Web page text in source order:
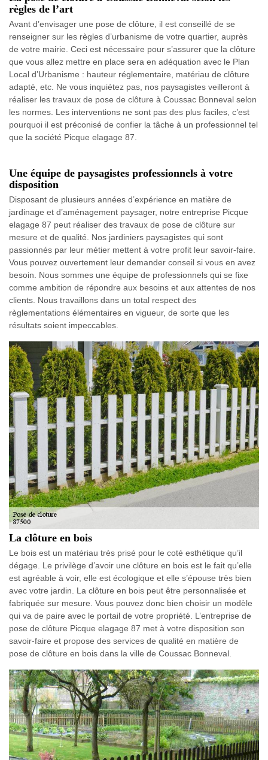
règles de l’art
Avant d’envisager une pose de clôture, il est conseillé de se
renseigner sur les règles d’urbanisme de votre quartier, auprès
de votre mairie. Ceci est nécessaire pour s’assurer que la clôture
que vous allez mettre en place sera en adéquation avec le Plan
Local d’Urbanisme : hauteur réglementaire, matériau de clôture
adapté, etc. Ne vous inquiétez pas, nos paysagistes veilleront à
réaliser les travaux de pose de clôture à Coussac Bonneval selon
les normes. Les interventions ne sont pas des plus faciles, c’est
pourquoi il est préconisé de confier la tâche à un professionnel tel
que la société Picque elagage 87.
Une équipe de paysagistes professionnels à votre
disposition
Disposant de plusieurs années d’expérience en matière de
jardinage et d’aménagement paysager, notre entreprise Picque
elagage 87 peut réaliser des travaux de pose de clôture sur
mesure et de qualité. Nos jardiniers paysagistes qui sont
passionnés par leur métier mettent à votre profit leur savoir-faire.
Vous pouvez ouvertement leur demander conseil si vous en avez
besoin. Nous sommes une équipe de professionnels qui se fixe
comme ambition de répondre aux besoins et aux attentes de nos
clients. Nous travaillons dans un total respect des
règlementations élémentaires en vigueur, de sorte que les
résultats soient impeccables.
La clôture en bois
Le bois est un matériau très prisé pour le coté esthétique qu’il
dégage. Le privilège d’avoir une clôture en bois est le fait qu’elle
est agréable à voir, elle est écologique et elle s’épouse très bien
avec votre jardin. La clôture en bois peut être personnalisée et
fabriquée sur mesure. Vous pouvez donc bien choisir un modèle
qui va de paire avec le portail de votre propriété. L’entreprise de
pose de clôture Picque elagage 87 met à votre disposition son
savoir-faire et propose des services de qualité en matière de
pose de clôture en bois dans la ville de Coussac Bonneval.